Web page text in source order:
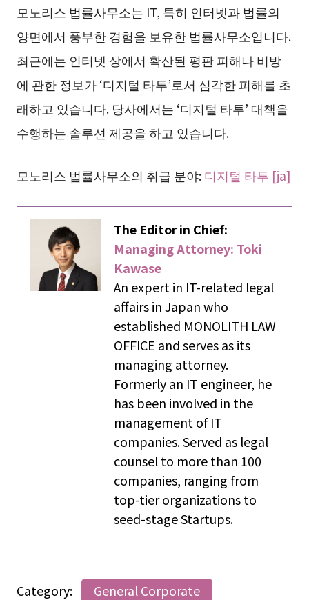
모노리스 법률사무소는 IT, 특히 인터넷과 법률의
양면에서 풍부한 경험을 보유한 법률사무소입니다.
최근에는 인터넷 상에서 확산된 평판 피해나 비방
에 관한 정보가 ‘디지털 타투’로서 심각한 피해를 초
래하고 있습니다. 당사에서는 ‘디지털 타투’ 대책을
수행하는 솔루션 제공을 하고 있습니다.
모노리스 법률사무소의 취급 분야:디지털 타투 [ja]
The Editor in Chief:
Managing Attorney: Toki
Kawase
An expert in IT-related legal
affairs in Japan who
established MONOLITH LAW
OFFICE and serves as its
managing attorney.
Formerly an IT engineer, he
has been involved in the
management of IT
companies. Served as legal
counsel to more than 100
companies, ranging from
top-tier organizations to
seed-stage Startups.
Category:
General Corporate